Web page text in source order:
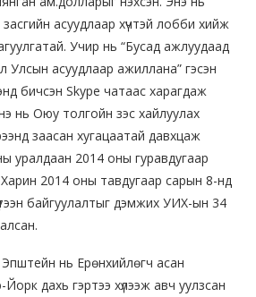
асуудлаар хүчтэй лобби хийж
Учир нь “Бусад ажлуудаад
асуудлаар ажиллана” гэсэн
бичсэн Skype чатаас харагдаж
нь Оюу толгойн зэс хайлуулах
заасан хугацаатай давхцаж
уралдаан 2014 оны гуравдугаар
2014 оны тавдугаар сарын 8-нд
байгуулалтыг дэмжих УИХ-ын 34
нь Ерөнхийлөгч асан
дахь гэртээ хүлээж авч уулзсан